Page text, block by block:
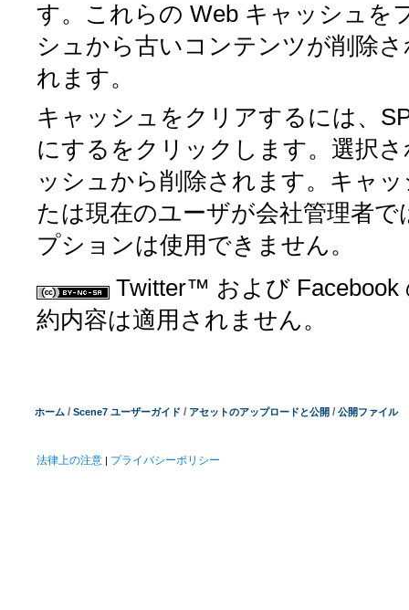
す。これらの Web キャッシュを
シュから古いコンテンツが削除
れます。
キャッシュをクリアするには、
にするをクリックします。選択
ッシュから削除されます。キャ
たは現在のユーザが会社管理者
プションは使用できません。
Twitter™ および Facebook
約内容は適用されません。
ホーム / Scene7 ユーザーガイド / アセットのアップロードと公開 / 公開ファイル
法律上の注意 | プライバシーポリシー